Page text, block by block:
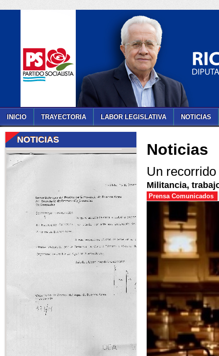
INICIO TRAYECTORIA LABOR LEGISLATIVA NOTICIAS
NOTICIAS
Noticias
Un
Militancia,
Prensa Comunicados